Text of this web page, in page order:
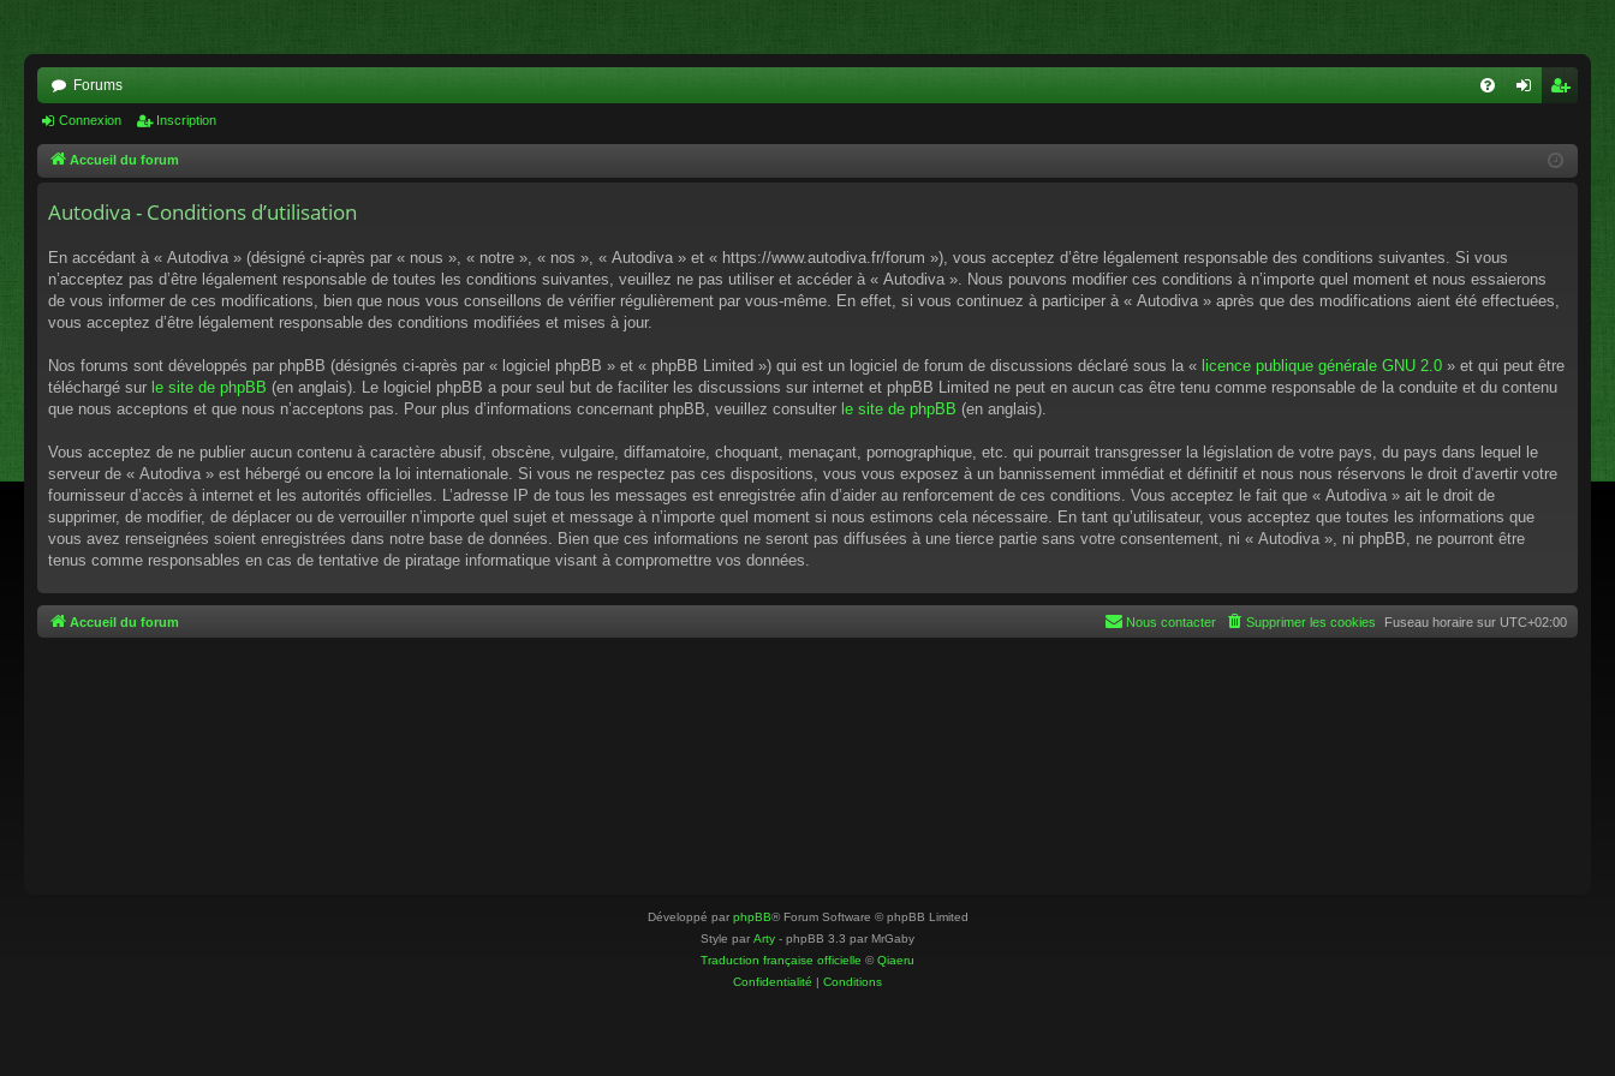
Forums
cri
Connexion Inscription
Accueil du forum
Autodiva - Conditions d’utilisation
En accédant à « Autodiva » (désigné ci-après par « nous », « notre », « nos », « Autodiva » et « https://www.autodiva.fr/forum »), vous acceptez d’être légalement responsable des conditions suivantes. Si vous
n’acceptez pas d’être légalement responsable de toutes les conditions suivantes, veuillez ne pas utiliser et accéder à « Autodiva ». Nous pouvons modifier ces conditions à n’importe quel moment et nous essaierons
de vous informer de ces modifications, bien que nous vous conseillons de vérifier régulièrement par vous-même. En effet, si vous continuez à participer à « Autodiva » après que des modifications aient été effectuées,
vous acceptez d’être légalement responsable des conditions modifiées et mises à jour.
Nos forums sont développés par phpBB (désignés ci-après par « logiciel phpBB » et « phpBB Limited ») qui est un logiciel de forum de discussions déclaré sous la « licence publique générale GNU 2.0 » et qui peut être
téléchargé sur le site de phpBB (en anglais). Le logiciel phpBB a pour seul but de faciliter les discussions sur internet et phpBB Limited ne peut en aucun cas être tenu comme responsable de la conduite et du contenu
que nous acceptons et que nous n’acceptons pas. Pour plus d’informations concernant phpBB, veuillez consulter le site de phpBB (en anglais).
Vous acceptez de ne publier aucun contenu à caractère abusif, obscène, vulgaire, diffamatoire, choquant, menaçant, pornographique, etc. qui pourrait transgresser la législation de votre pays, du pays dans lequel le
serveur de « Autodiva » est hébergé ou encore la loi internationale. Si vous ne respectez pas ces dispositions, vous vous exposez à un bannissement immédiat et définitif et nous nous réservons le droit d’avertir votre
fournisseur d’accès à internet et les autorités officielles. L’adresse IP de tous les messages est enregistrée afin d’aider au renforcement de ces conditions. Vous acceptez le fait que « Autodiva » ait le droit de
supprimer, de modifier, de déplacer ou de verrouiller n’importe quel sujet et message à n’importe quel moment si nous estimons cela nécessaire. En tant qu’utilisateur, vous acceptez que toutes les informations que
vous avez renseignées soient enregistrées dans notre base de données. Bien que ces informations ne seront pas diffusées à une tierce partie sans votre consentement, ni « Autodiva », ni phpBB, ne pourront être
tenus comme responsables en cas de tentative de piratage informatique visant à compromettre vos données.
Accueil du forum Fuseau horaire sur UTC+02:00
Supprimer les cookies
Nous contacter
Développé par phpBB® Forum Software © phpBB Limited
Style par Arty - phpBB 3.3 par MrGaby
Traduction française officielle ©Qiaeru
Confidentialité | Conditions